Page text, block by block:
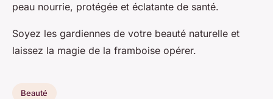
peau nourrie, protégée et éclatante de santé.
Soyez les gardiennes de votre beauté naturelle et
laissez la magie de la framboise opérer.
Beauté